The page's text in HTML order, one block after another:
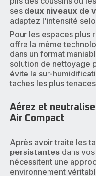
ses deux niveaux de
adaptez l'intensité
Pour les espaces plus
offre la même
dans un format
solution de nettoyage
évite la sur-
taches les plus
Aérez et
Air Compact
Après avoir traité les
persistantes dans
nécessitent une
environnement